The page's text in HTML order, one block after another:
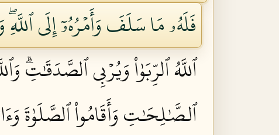
فَلَهُۥ مَا سَلَفَ وَأَمۡرُهُۥٓ إِلَى
ٱللَّهُ ٱلرِّبَوٰاْ وَيُرۡبِي ٱلصَّدَقَٰتِۗ
ٱلصَّٰلِحَٰتِ وَأَقَامُواْ ٱلصَّلَوٰةَ